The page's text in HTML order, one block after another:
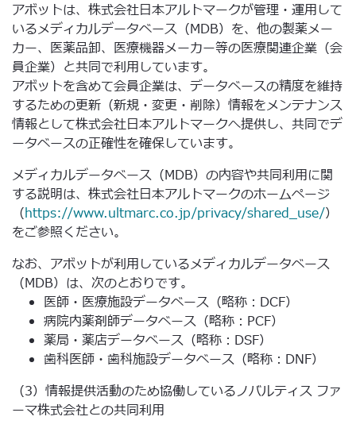
アボットは、株式会社日本アルトマークが管理・運用して
いるメディカルデータベース（MDB）を、他の製薬メー
カー、医薬品卸、医療機器メーカー等の医療関連企業（会
員企業）と共同で利用しています。
アボットを含めて会員企業は、データベースの精度を維持
するための更新（新規・変更・削除）情報をメンテナンス
情報として株式会社日本アルトマークへ提供し、共同でデ
ータベースの正確性を確保しています。
メディカルデータベース（MDB）の内容や共同利用に関
する説明は、株式会社日本アルトマークのホームページ
（https://www.ultmarc.co.jp/privacy/shared_use/）
をご参照ください。
なお、アボットが利用しているメディカルデータベース
（MDB）は、次のとおりです。
医師・医療施設データベース（略称：DCF）
病院内薬剤師データベース（略称：PCF）
薬局・薬店データベース（略称：DSF）
歯科医師・歯科施設データベース（略称：DNF）
（3）情報提供活動のため協働しているノバルティス ファ
ーマ株式会社との共同利用